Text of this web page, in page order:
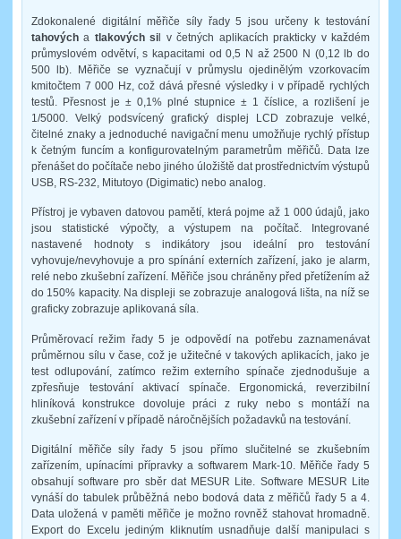
Zdokonalené digitální měřiče síly řady 5 jsou určeny k testování
tahových a tlakových sil v četných aplikacích prakticky v každém
průmyslovém odvětví, s kapacitami od 0,5 N až 2500 N (0,12 lb do
500 lb). Měřiče se vyznačují v průmyslu ojedinělým vzorkovacím
kmitočtem 7 000 Hz, což dává přesné výsledky i v případě rychlých
testů. Přesnost je ± 0,1% plné stupnice ± 1 číslice, a rozlišení je
1/5000. Velký podsvícený grafický displej LCD zobrazuje velké,
čitelné znaky a jednoduché navigační menu umožňuje rychlý přístup
k četným funcím a konfigurovatelným parametrům měřičů. Data lze
přenášet do počítače nebo jiného úložiště dat prostřednictvím výstupů
USB, RS-232, Mitutoyo (Digimatic) nebo analog.
Přístroj je vybaven datovou pamětí, která pojme až 1 000 údajů, jako
jsou statistické výpočty, a výstupem na počítač. Integrované
nastavené hodnoty s indikátory jsou ideální pro testování
vyhovuje/nevyhovuje a pro spínání externích zařízení, jako je alarm,
relé nebo zkušební zařízení. Měřiče jsou chráněny před přetížením až
do 150% kapacity. Na displeji se zobrazuje analogová lišta, na níž se
graficky zobrazuje aplikovaná síla.
Průměrovací režim řady 5 je odpovědí na potřebu zaznamenávat
průměrnou sílu v čase, což je užitečné v takových aplikacích, jako je
test odlupování, zatímco režim externího spínače zjednodušuje a
zpřesňuje testování aktivací spínače. Ergonomická, reverzibilní
hliníková konstrukce dovoluje práci z ruky nebo s montáží na
zkušební zařízení v případě náročnějších požadavků na testování.
Digitální měřiče síly řady 5 jsou přímo slučitelné se zkušebním
zařízením, upínacími přípravky a softwarem Mark-10. Měřiče řady 5
obsahují software pro sběr dat MESUR Lite. Software MESUR Lite
vynáší do tabulek průběžná nebo bodová data z měřičů řady 5 a 4.
Data uložená v paměti měřiče je možno rovněž stahovat hromadně.
Export do Excelu jediným kliknutím usnadňuje další manipulaci s